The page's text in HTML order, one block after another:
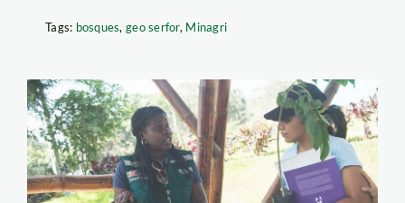
Tags: bosques,geo serfor, Minagri
serfor—charlas